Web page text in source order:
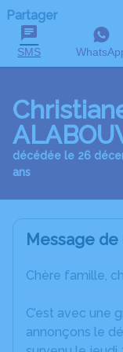
Partager
SMS
décédée le 26
ans
Message
Chère famille,
C’est avec une
annonçons le